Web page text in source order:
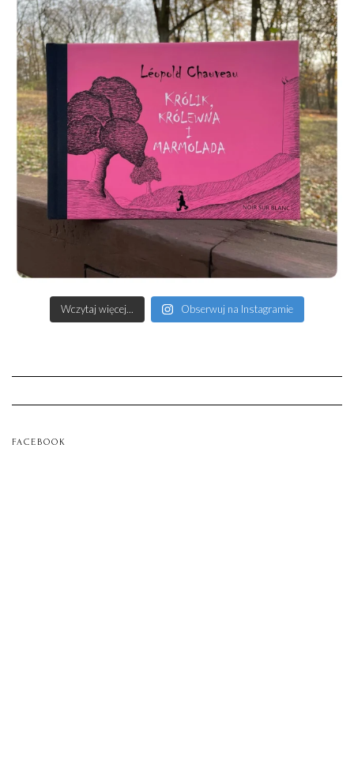
Wczytaj więcej... Obserwuj na Instagramie
FACEBOOK